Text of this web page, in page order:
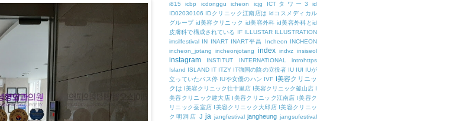
i815
icbp icdonggu icheon icjg ICTタワー3
id
ID02030106 IDクリニック江南店は idコスメディカル
グループ id美容クリニック id美容外科 id美容外科とid
皮膚科で構成されている IF ILLUSTAR ILLUSTRATION
imsilfestival IN INART INART平昌 Incheon INCHEON
incheon_jotang
incheonjotang index indvz insiseol
instagram INSTITUT INTERNATIONAL
introhttps
Island ISLAND IT ITZY IT強国の陰の立役者 IU IUI IUが
立っていたバス停 IUや女優のハン IVF I美容クリニッ
クは I美容クリニック往十里店 I美容クリニック釜山店 I
美容クリニック建大店 I美容クリニック江南店 I美容ク
リニック蚕室店 I美容クリニック大邱店 I美容クリニッ
ク明洞店 J ja jangfestival jangheung jangsufestival